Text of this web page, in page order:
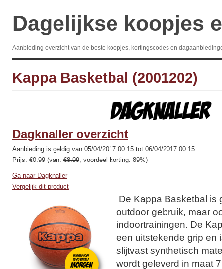
Dagelijkse koopjes
Aanbieding overzicht van de beste koopjes, kortingscodes en
Kappa Basketbal (2001202)
Dagknaller overzicht
Aanbieding is geldig van 05/04/2017 00:15 tot 06/04/2017 00:15
Prijs: €0.99 (van: €8.99, voordeel korting: 89%)
Ga naar Dagknaller
Vergelijk dit product
De Kappa Basketbal is
outdoor gebruik, maar
indoortrainingen. De
een uitstekende grip en
slijtvast synthetisch
wordt geleverd in maat